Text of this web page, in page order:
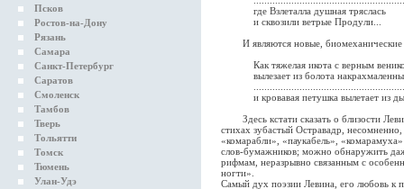
Псков
Ростов-на-Дону
Рязань
Самара
Санкт-Петербург
Саратов
Смоленск
Тамбов
Тверь
Тольятти
Томск
Тюмень
Улан-Удэ
где Взлеталла душная тряслась
и сквозили ветрые Продули...
И являются новые, биомеханические
Как тяжелая икота с верным
вылезает из болота
и кровавая петушка вылетает из
Здесь кстати сказать о близости
стихах зубастый Остравадр,
«комарабли», «паукабель»,
слов-бумажников; можно обнаружить
рифмам, неразрывно связанным с
ногти».
Самый дух поэзии Левина, его любовь к